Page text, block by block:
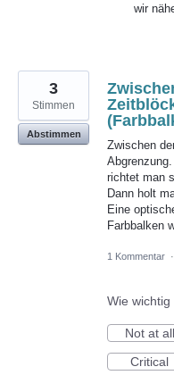
wir
Zwischen
richtet man
Dann holt
Eine
Farbbalken
3
Stimmen
Abstimmen
1 Kommentar ·
Wie
Not at all
Critical